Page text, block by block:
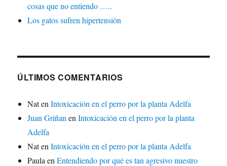
cosas que no entiendo …..
Los gatos sufren hipertensión
ÚLTIMOS COMENTARIOS
NatenIntoxicación en el perro por la planta Adelfa
Juan Griñan enIntoxicación en el perro por la planta
Adelfa
NatenIntoxicación en el perro por la planta Adelfa
Paula enEntendiendo por qué es tan agresivo nuestro